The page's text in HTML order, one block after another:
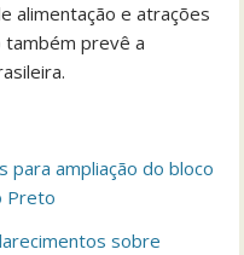
alimentação e atrações
também prevê a
para ampliação do bloco
Preto
sobre